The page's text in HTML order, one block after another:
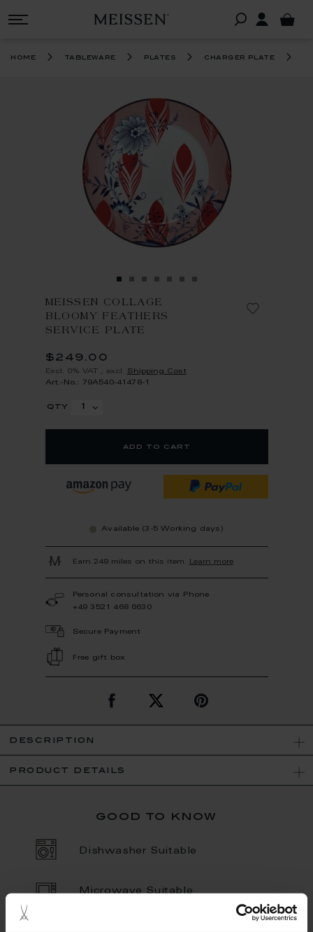
home tableware plates charger plate
MEISSEN COLLAGE
BLOOMY FEATHERS
SERVICE PLATE
$249.00
Excl. 0% VAT excl. Shipping Cost
Art.-No.: 79A540-41478-1
qty
add to cart
Available (3-5 Working days)
Earn 249 miles on this item. Learn more
Personal consultation via Phone
+49 3521 468 6630
Secure Payment
Free gift box
description
product details
good to know
Dishwasher Suitable
Microwave Suitable